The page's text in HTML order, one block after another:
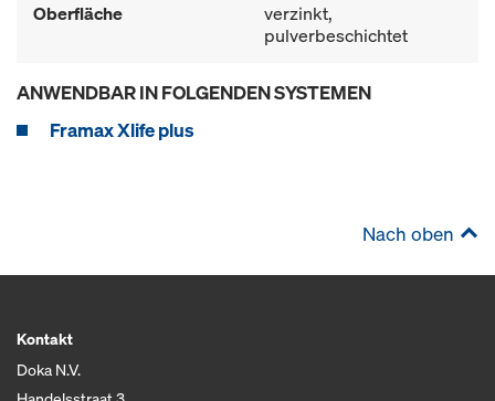
Oberfläche
verzinkt,
pulverbeschichtet
ANWENDBAR IN FOLGENDEN SYSTEMEN
Framax Xlife plus
Nach oben
Kontakt
Doka N.V.